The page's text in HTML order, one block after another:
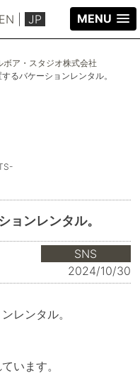
EN JP MENU
ア・スタジオ株式会社
るバケーションレンタル。
ョンレンタル。
SNS
2024/10/30
レンタル。
います。